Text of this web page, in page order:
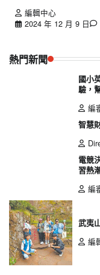
編輯中心
2024 年 12 月 9 日
熱門新聞
國小
驗，
編
智慧
電競
習熱
編
武夷
編